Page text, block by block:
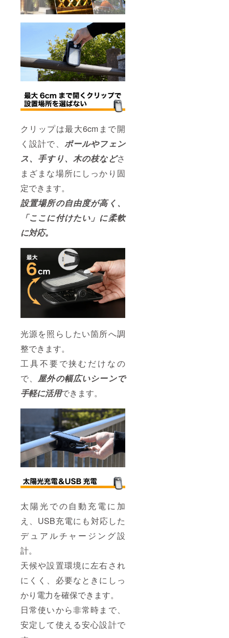
クリップは最大6cmまで開
く設計で、 ポールやフェン
ス、手すり、木の枝などさ
まざまな場所にしっかり固
定できます。
設置場所の自由度が高く、
「ここに付けたい」に柔軟
に対応。
光源を照らしたい箇所へ調
整できます。
工具不要で挟むだけなの
で、 屋外の幅広いシーンで
手軽に活用できます。
太陽光での自動充電に加
え、USB充電にも対応した
デュアルチャージング設
計。
天候や設置環境に左右され
にくく、必要なときにしっ
かり電力を確保できます。
日常使いから非常時まで、
安定して使える安心設計で